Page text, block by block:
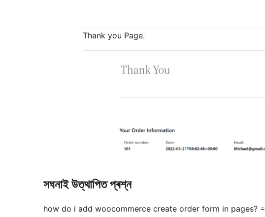
Thank you Page.
সঘনাই উত্থাপিত প্ৰশ্ন
how do i add woocommerce create order form in pages? =